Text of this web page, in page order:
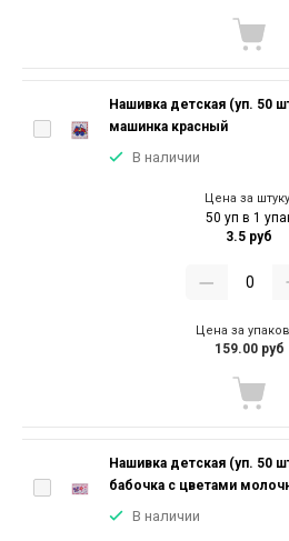
Нашивка детская (уп. 50
машинка красный
В наличии
Цена за
50 уп в 1
3.5 руб
Цена за
159.00 руб
Нашивка детская (уп. 50
бабочка с цветами
В наличии